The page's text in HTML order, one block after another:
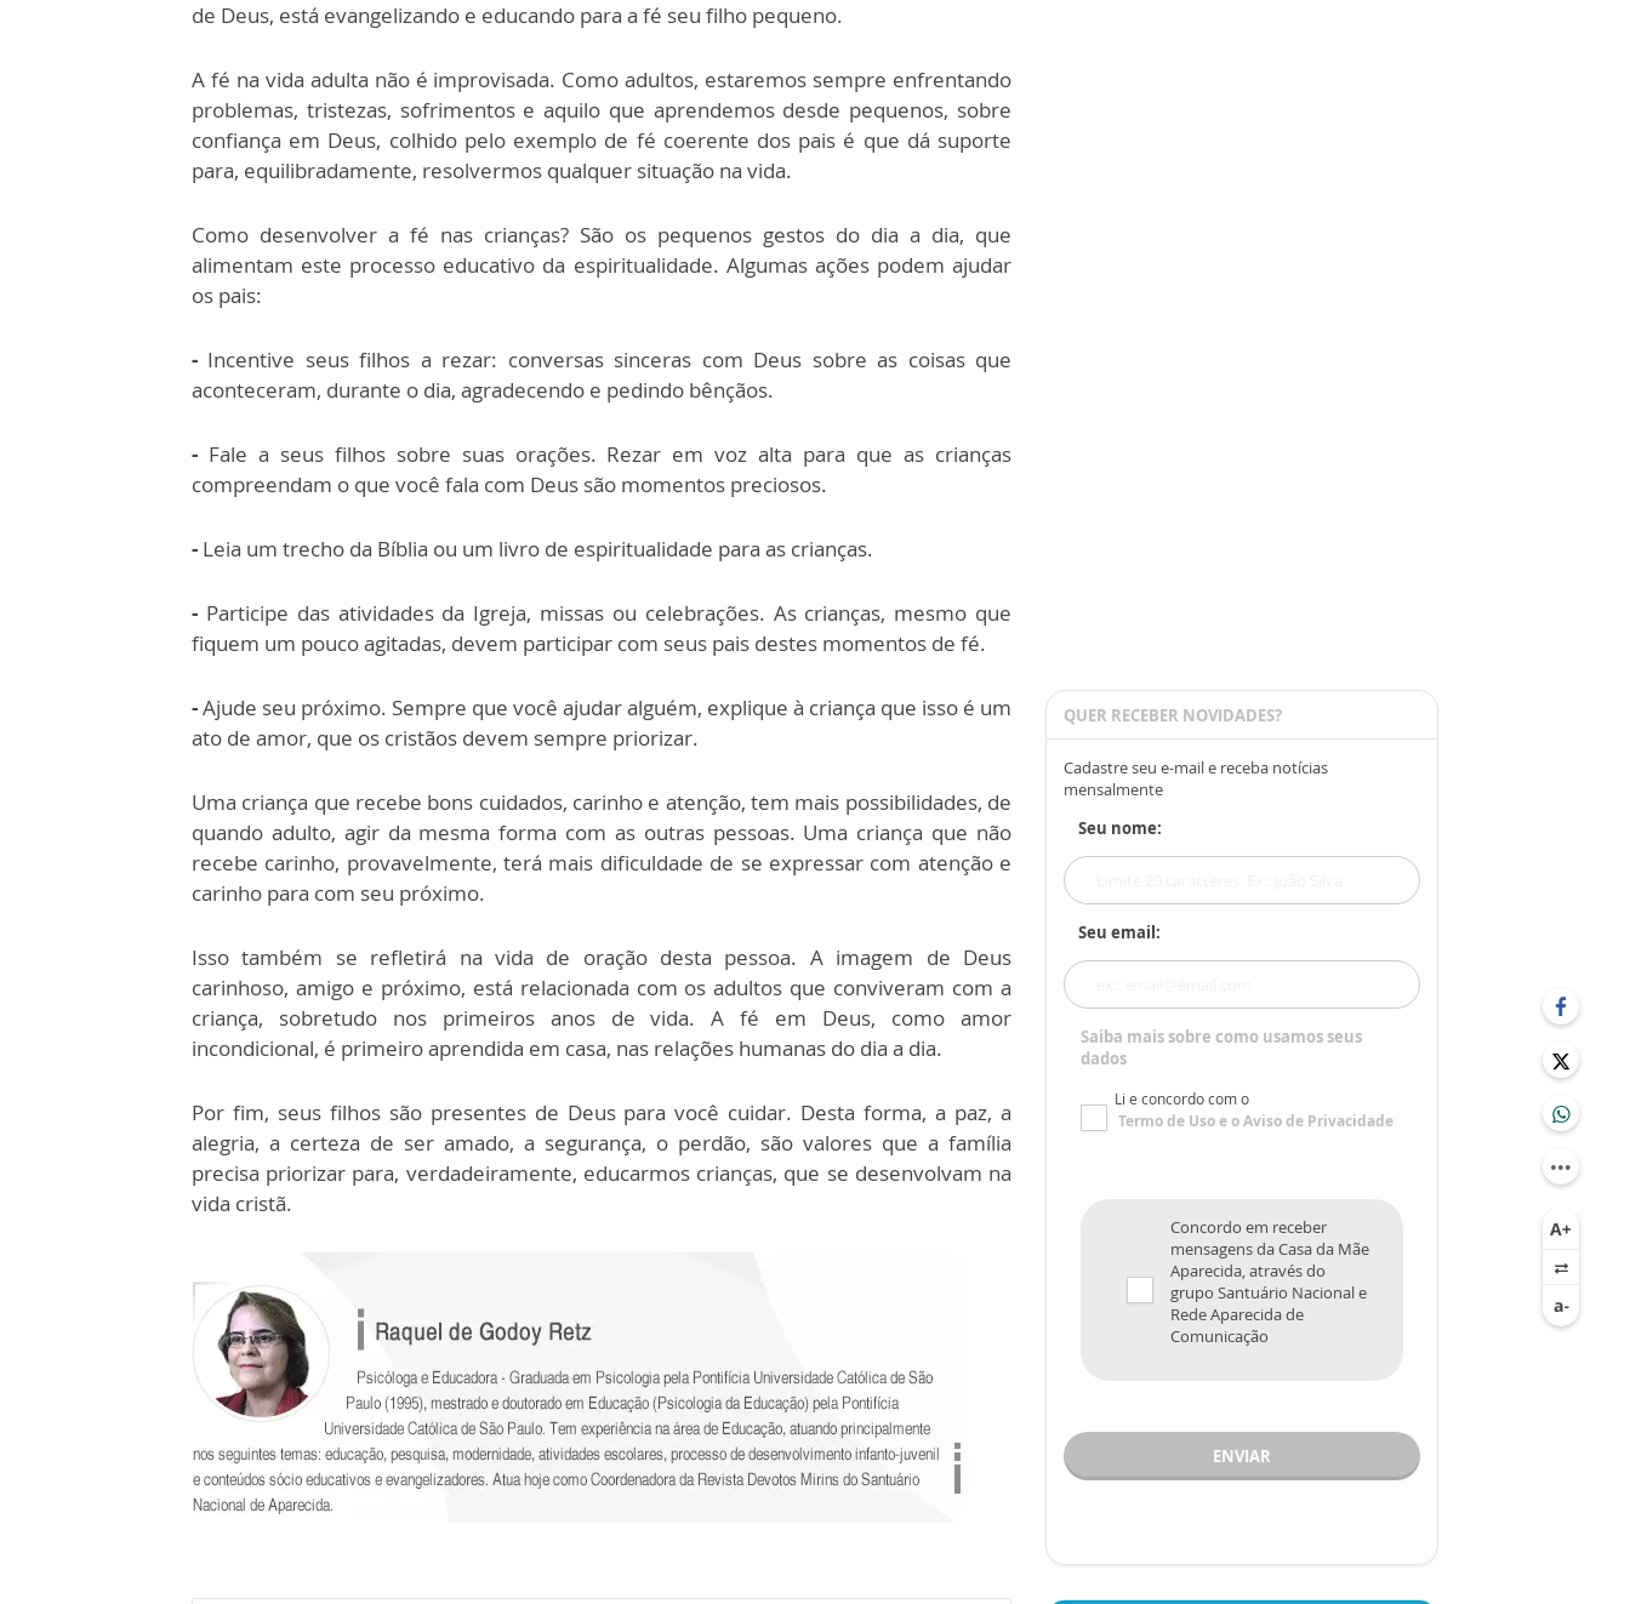
de Deus, está evangelizando e educando para a fé seu filho pequeno.
A fé na vida adulta não é improvisada. Como adultos, estaremos sempre enfrentando
problemas, tristezas, sofrimentos e aquilo que aprendemos desde pequenos, sobre
confiança em Deus, colhido pelo exemplo de fé coerente dos pais é que dá suporte
para, equilibradamente, resolvermos qualquer situação na vida.
Como desenvolver a fé nas crianças? São os pequenos gestos do dia a dia, que
alimentam este processo educativo da espiritualidade. Algumas ações podem ajudar
os pais:
- Incentive seus filhos a rezar: conversas sinceras com Deus sobre as coisas que
aconteceram, durante o dia, agradecendo e pedindo bênçãos.
- Fale a seus filhos sobre suas orações. Rezar em voz alta para que as crianças
compreendam o que você fala com Deus são momentos preciosos.
- Leia um trecho da Bíblia ou um livro de espiritualidade para as crianças.
- Participe das atividades da Igreja, missas ou celebrações. As crianças, mesmo que
fiquem um pouco agitadas, devem participar com seus pais destes momentos de fé.
-Ajude seu próximo. Sempre que você ajudar alguém, explique à criança que isso é um
ato de amor, que os cristãos devem sempre priorizar.
Uma criança que recebe bons cuidados, carinho e atenção, tem mais possibilidades, de
quando adulto, agir da mesma forma com as outras pessoas. Uma criança que não
recebe carinho, provavelmente, terá mais dificuldade de se expressar com atenção e
carinho para com seu próximo.
Isso também se refletirá na vida de oração desta pessoa. A imagem de Deus
carinhoso, amigo e próximo, está relacionada com os adultos que conviveram com a
criança, sobretudo nos primeiros anos de vida. A fé em Deus, como amor
incondicional, é primeiro aprendida em casa, nas relações humanas do dia a dia.
Por fim, seus filhos são presentes de Deus para você cuidar. Desta forma, a paz, a
alegria, a certeza de ser amado, a segurança, o perdão, são valores que a família
precisa priorizar para, verdadeiramente, educarmos crianças, que se desenvolvam na
vida cristã.
QUER RECEBER NOVIDADES?
Cadastre seu e-mail e receba notícias
mensalmente
Seu nome:
Seu email:
Saiba mais sobre como usamos seus
dados
Li e concordo com o
Termo de Usoe oAviso de Privacidade
Concordo em receber
mensagens da Casa da Mãe
Aparecida, através do
grupo Santuário Nacional e
Rede Aparecida de
Comunicação
ENVIAR